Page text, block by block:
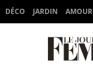
DÉCO JARDIN AMOUR